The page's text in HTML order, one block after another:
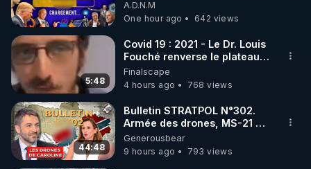
https://www.instagram.com/rdlr_thierrycasasnovas/
http://rgnr.li/instagram
🌱 LA NEWSLETTER
Pour ne pas rater l’actualité RGNR (stages,
http://rgnr.li/news
🌱 VIDÉOS NON CENSURÉES SUR ODYSEE
07/08/26
A.D.N.M
One hour ago
642 views
5:48
Covid 19 : 2021 - Le Dr. Louis
Fouché renverse le plateau
de CNews !
Finalscape
4 hours ago
768 views
44:48
Bulletin STRATPOL N°302.
Armée des drones, MS-21 en
série, missiles coréens.
07.08.2026.
Generousbear
9 hours ago
793 views